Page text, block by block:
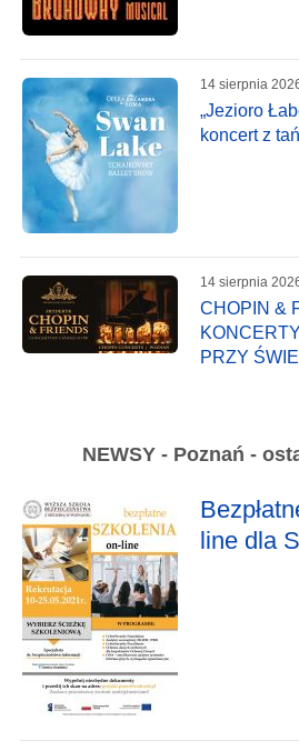
14 sierpnia
„Jezioro
koncert z
14 sierpnia
CHOPIN &
PRZY
NEWSY - Poznań -
line dla